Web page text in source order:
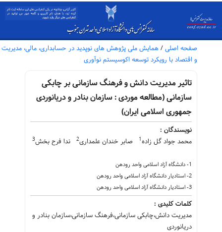
صفحه اصلی / همایش ملی پژوهش های نوپدید در حسابداری، مالی، مدیریت
و اقتصاد با رویکرد توسعه اکوسیستم نوآوری
تاثیر مدیریت دانش و فرهنگ سازمانی بر چابکی
سازمانی (مطالعه موردی : سازمان بنادر و دریانوردی
جمهوری اسلامی ایران)
نویسندگان :
محمد جواد گل زاده1 صابر خندان علمداری2 ندا فرح بخش3
1- دانشگاه آزاد اسلامی واحد رودهن
2- استادیار دانشگاه آزاد اسلامی واحد رودهن
3- استادیار دانشگاه آزاد اسلامی واحد رودهن
کلمات کلیدی :
مدیریت دانش،چابکی سازمانی،فرهنگ سازمانی،سازمان بنادر و
دریانوردی